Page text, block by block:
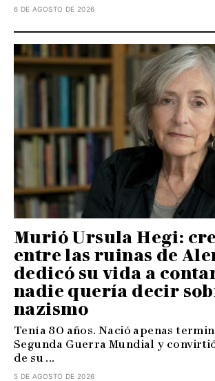
6 DE AGOSTO DE 2026
Murió Ursula Hegi:
entre las ruinas de
dedicó su vida a
nadie quería decir
nazismo
Tenía 80 años. Nació apenas
Segunda Guerra Mundial y
de su ...
5 DE AGOSTO DE 2026